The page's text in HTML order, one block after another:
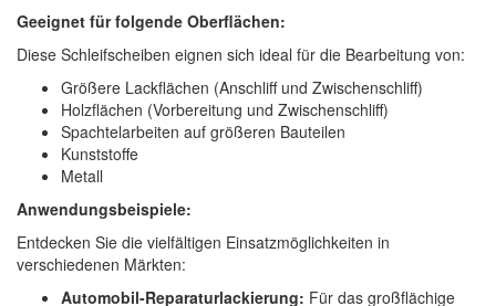
Geeignet für folgende Oberflächen:
Diese Schleifscheiben eignen sich ideal für die Bearbeitung von:
Größere Lackflächen (Anschliff und Zwischenschliff)
Holzflächen (Vorbereitung und Zwischenschliff)
Spachtelarbeiten auf größeren Bauteilen
Kunststoffe
Metall
Anwendungsbeispiele:
Entdecken Sie die vielfältigen Einsatzmöglichkeiten in
verschiedenen Märkten:
Automobil-Reparaturlackierung: Für das großflächige